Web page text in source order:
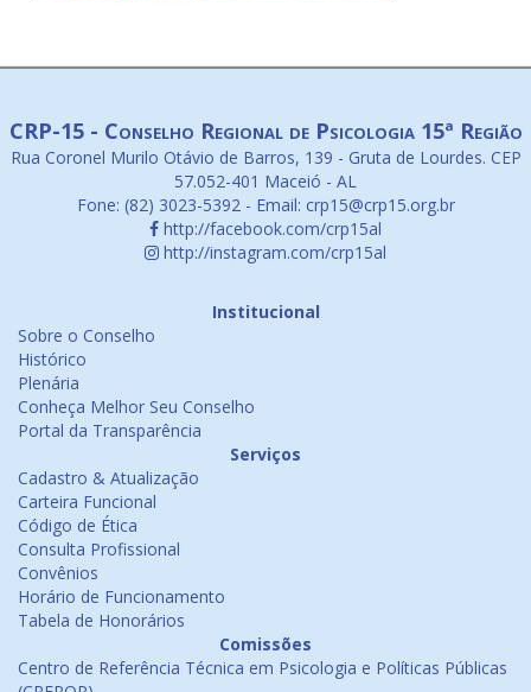
CRP-15 - Conselho Regional de Psicologia 15ª Região
Rua Coronel Murilo Otávio de Barros, 139 - Gruta de Lourdes. CEP
57.052-401 Maceió - AL
Fone: (82) 3023-5392 - Email: crp15@crp15.org.br
http://facebook.com/crp15al
http://instagram.com/crp15al
Institucional
Sobre o Conselho
Histórico
Plenária
Conheça Melhor Seu Conselho
Portal da Transparência
Serviços
Cadastro & Atualização
Carteira Funcional
Código de Ética
Consulta Profissional
Convênios
Horário de Funcionamento
Tabela de Honorários
Comissões
Centro de Referência Técnica em Psicologia e Políticas Públicas